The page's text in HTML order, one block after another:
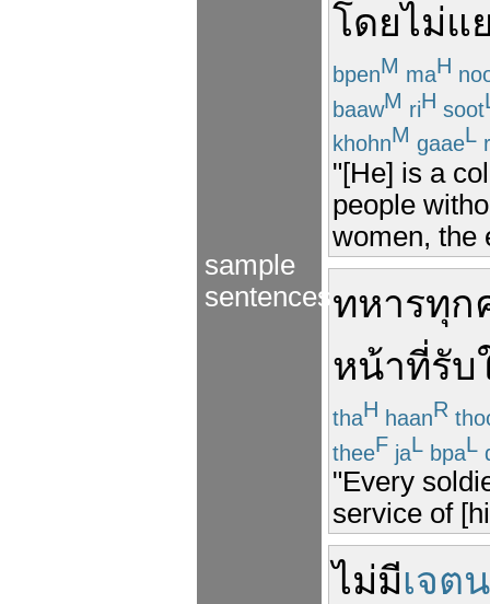
sample
sentences
โดยไม่แ
bpenM maH
baawM riH soot
khohnM gaaeL
"[He] is a
people
women, the
ทหารทุก
หน้าที่รับ
thaH haanR
theeF jaL bpaL
"Every
service of
ไม่มีเจต